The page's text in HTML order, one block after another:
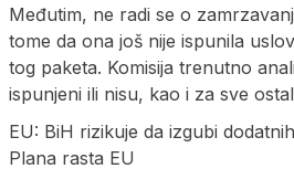
Međutim, ne radi se o
tome da ona još nije ispunila
tog paketa. Komisija trenutno
ispunjeni ili nisu, kao i za sve
EU: BiH rizikuje da izgubi
Plana rasta EU